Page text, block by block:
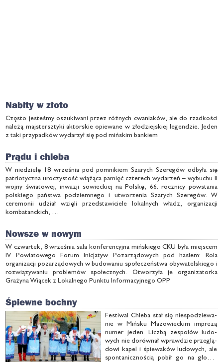
Nabity w złoto
Często jesteśmy oszukiwani przez różnych cwaniaków, ale do rzadkości
należą majstersztyki aktorskie opiewane w złodziejskiej legendzie. Jeden
z taki przypadków wydarzył się pod mińskim bankiem
Prądu i chleba
W niedzielę 18 września pod pomnikiem Szarych Szeregów odbyła się
patriotyczna uroczystość wiążąca pamięć czterech wydarzeń – wybuchu II
wojny światowej, inwazji sowieckiej na Polskę, 66. rocznicy powstania
polskiego państwa podziemnego i utworzenia Szarych Szeregów. W
ceremonii udział wzięli przedstawiciele lokalnych władz, organizacji
kombatanckich, …
Nowsze w nowym
W czwartek, 8 września sala konferencyjna mińskiego CKU była miejscem
IV Powiatowego Forum Inicjatyw Pozarządowych pod hasłem: Rola
organizacji pozarządowych w budowaniu społeczeństwa obywatelskiego i
rozwiązywaniu problemów społecznych. Otworzyła je organizatorka
Grażyna Wiącek z Lokalnego Punktu Informacyjnego OPP
Śpiewne bochny
Fe­sti­wal Chle­ba stał się nie­spo­dzie­wa­
nie w Miń­sku Ma­zo­wiec­kim im­pre­zą
nu­mer je­den. Licz­bą ze­spo­łów lu­do­
wych nie do­rów­nał wpraw­dzie prze­glą­
do­wi ka­pel i śpie­wa­ków lu­do­wych, ale
spon­ta­nicz­no­ścią po­bił go na gło­wę.